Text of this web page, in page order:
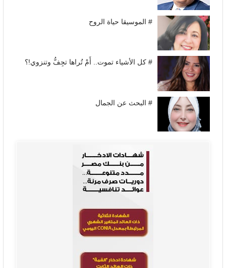
# الموسيقا حياة الروح
# كل الأشياء تموت.. أَمْ تُراها تجِفُّ وتنزوي!؟
# البحث عن الجمال